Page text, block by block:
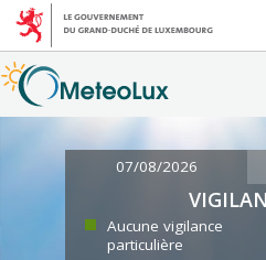
07/08/2026
Aucune vigilance
particulière